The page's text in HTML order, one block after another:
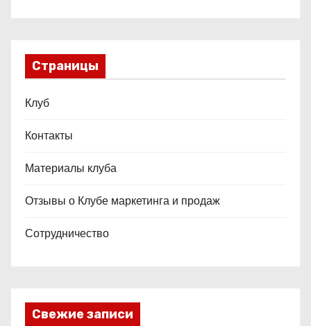
Страницы
Клуб
Контакты
Материалы клуба
Отзывы о Клубе маркетинга и продаж
Сотрудничество
Свежие записи